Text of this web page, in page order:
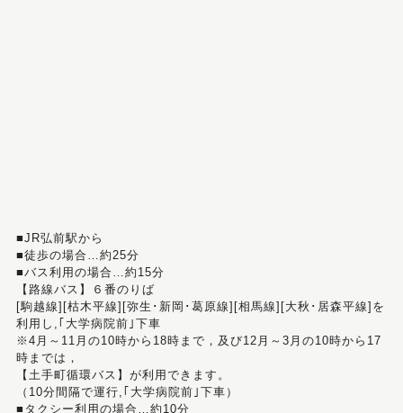
■JR弘前駅から
■徒歩の場合…約25分
■バス利用の場合…約15分
【路線バス】６番のりば
[駒越線][枯木平線][弥生･新岡･葛原線][相馬線][大秋･居森平線]を
利用し,｢大学病院前｣下車
※4月～11月の10時から18時まで，及び12月～3月の10時から17
時までは，
【土手町循環バス】が利用できます。
（10分間隔で運行,｢大学病院前｣下車）
■タクシー利用の場合…約10分